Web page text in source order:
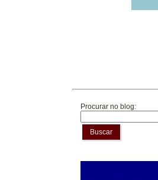
Procurar no blog:
Buscar